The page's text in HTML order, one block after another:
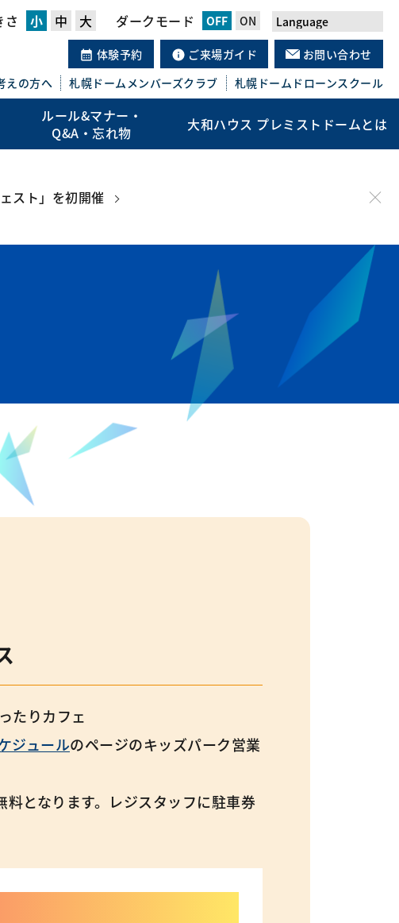
さ 小 中 大 ダークモード
体験予約 ご来場ガイド
お問い合わせ
えの方へ 札幌ドーム メンバーズクラブ 札幌ドーム ドローンスクール
ルール&マナー・
Q&A・忘れ物
大和ハウス プレミストドームとは
スト」を初開催
たりカフェ
ジュールのページのキッズパーク営業
となります。レジスタッフに駐車券